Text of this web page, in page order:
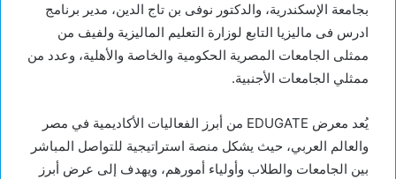
بجامعة الإسكندرية، والدكتور نوفى بن تاج الدين، مدير برنامج
ادرس فى ماليزيا التابع لوزارة التعليم الماليزية ولفيف من
ممثلى الجامعات المصرية الحكومية والخاصة والأهلية، وعدد من
ممثلي الجامعات الأجنبية.
يُعد معرض EDUGATE من أبرز الفعاليات الأكاديمية في مصر
والعالم العربي، حيث يشكل منصة استراتيجية للتواصل المباشر
بين الجامعات والطلاب وأولياء أمورهم، ويهدف إلى عرض أبرز